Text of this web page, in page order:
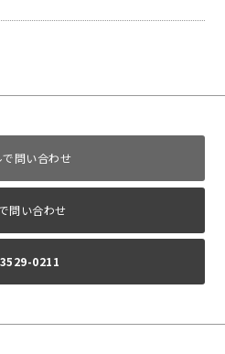
で問い合わせ
0211